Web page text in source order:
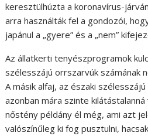
keresztülhúzta a koronavírus-
arra használták fel a gondozói,
japánul a „gyere” és a „nem”
Az állatkerti tenyészprogramok
szélesszájú orrszarvúk számának
A másik alfaj, az északi
azonban mára szinte
nőstény példány él még, ami azt
valószínűleg ki fog pusztulni,